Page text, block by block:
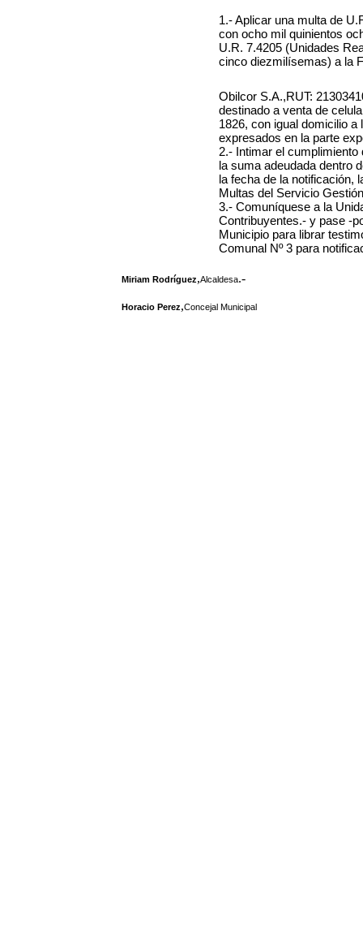
1.- Aplicar una multa de
con ocho mil quinientos
U.R. 7.4205 (Unidades
cinco diezmilísemas) a la
Obilcor S.A.,RUT:
destinado a venta de
1826, con igual domicilio
expresados en la parte
2.- Intimar el
la suma adeudada dentro
la fecha de la notificación,
Multas del Servicio
3.- Comuníquese a la
Contribuyentes.- y pase -
Municipio para librar
Comunal Nº 3 para
Miriam Rodríguez,Alcaldesa.-
Horacio Perez,Concejal Municipal